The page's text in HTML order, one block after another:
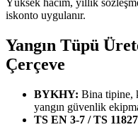
iskonto uygulanır.
Yangın Tüpü
Çerçeve
BYKHY: Bina tipine,
yangın güvenlik
TS EN 3-7 / TS